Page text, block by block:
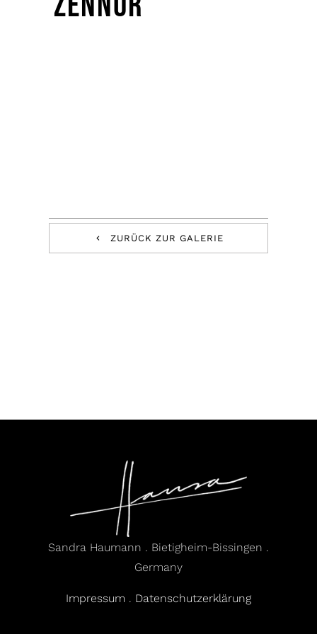
ZURÜCK ZUR GALERIE
Sandra Haumann . Bietigheim-Bissingen .
Germany
Impressum . Datenschutzerklärung